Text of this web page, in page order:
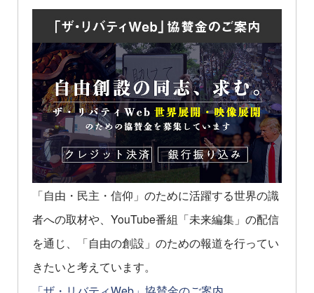
「自由・民主・信仰」のために活躍する世界の識
者への取材や、YouTube番組「未来編集」の配信
を通じ、「自由の創設」のための報道を行ってい
きたいと考えています。